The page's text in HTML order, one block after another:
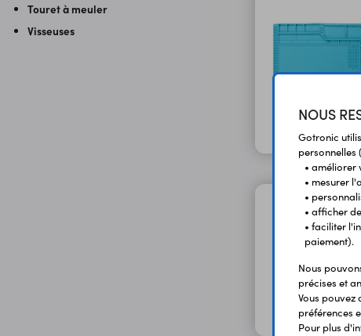
Touret à meuler
Visseuses
NOUS
Gotronic
personnelles
• améliorer
• mesurer
•
• afficher
• faciliter
paiement).
Nous
précises et
Vous pouvez
préférences
Pour plus